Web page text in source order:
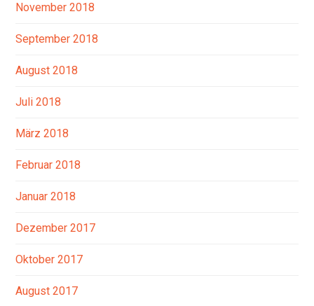
November 2018
September 2018
August 2018
Juli 2018
März 2018
Februar 2018
Januar 2018
Dezember 2017
Oktober 2017
August 2017